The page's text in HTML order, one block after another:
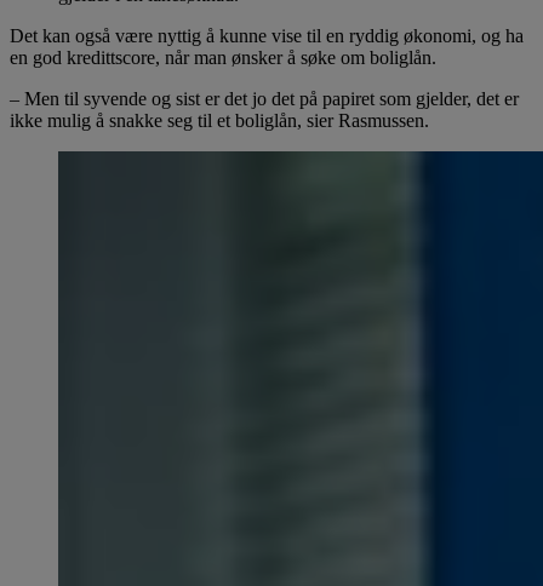
Det kan også være nyttig å kunne vise til en ryddig økonomi, og ha
en god kredittscore, når man ønsker å søke om boliglån.
– Men til syvende og sist er det jo det på papiret som gjelder, det er
ikke mulig å snakke seg til et boliglån, sier Rasmussen.